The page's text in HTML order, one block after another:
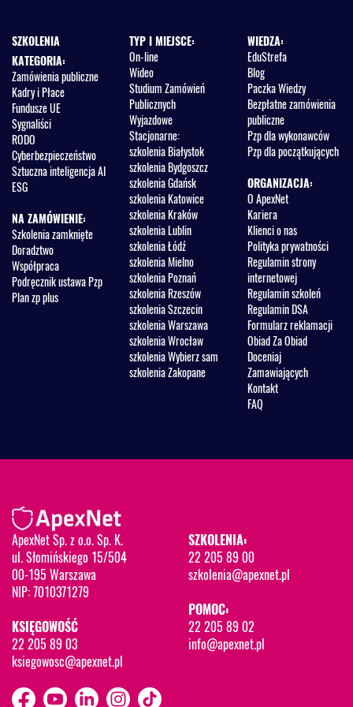
Skarga do sądu
Pozasądowe rozwiązywanie sporów wynikających z
realizacji umowy w sprawie zamówienia publicznego
(mediacja, koncyliacja) - jak z tego korzystać?
SZKOLENIA
KATEGORIA:
Zamówienia publiczne
Kadry i Płace
Fundusze UE
Sygnaliści
RODO
Cyberbezpieczeństwo
Sztuczna inteligencja AI
ESG
NA ZAMÓWIENIE:
Szkolenia zamknięte
Doradztwo
Współpraca
Podręcznik ustawa Pzp
Plan zp plus
TYP I MIEJSCE:
On-line
Wideo
Studium Zamówień
Publicznych
Wyjazdowe
Stacjonarne:
szkolenia Białystok
szkolenia Bydgoszcz
szkolenia Gdańsk
szkolenia Katowice
szkolenia Kraków
szkolenia Lublin
szkolenia Łódź
szkolenia Mielno
szkolenia Poznań
szkolenia Rzeszów
szkolenia Szczecin
szkolenia Warszawa
szkolenia Wrocław
szkolenia Wybierz sam
szkolenia Zakopane
WIEDZA:
EduStrefa
Blog
Paczka Wiedzy
Bezpłatne zamówienia
publiczne
Pzp dla wykonawców
Pzp dla początkujących
ORGANIZACJA:
O ApexNet
Kariera
Klienci o nas
Polityka prywatności
Regulamin strony
internetowej
Regulamin szkoleń
Regulamin DSA
Formularz reklamacji
Obiad Za Obiad
Doceniaj
Zamawiających
Kontakt
FAQ
ApexNet Sp. z o.o. Sp. K.
ul. Słomińskiego 15/504
00-195 Warszawa
NIP: 7010371279
KSIĘGOWOŚĆ
22 205 89 03
ksiegowosc@apexnet.pl
SZKOLENIA:
22 205 89 00
szkolenia@apexnet.pl
POMOC:
22 205 89 02
info@apexnet.pl